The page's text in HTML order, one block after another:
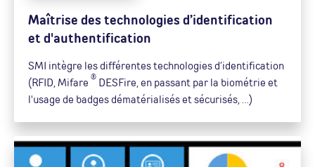
Maîtrise des technologies d’identification
et d'authentification
SMI intègre les différentes technologies d’identification
(RFID, Mifare ® DESFire, en passant par la biométrie et
l'usage de badges dématérialisés et sécurisés, …)